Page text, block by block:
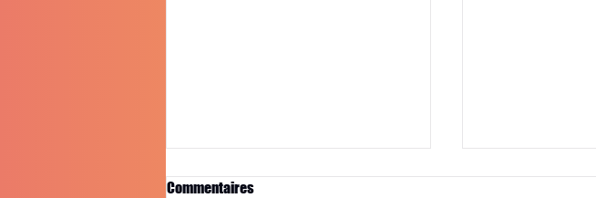
Commentaires